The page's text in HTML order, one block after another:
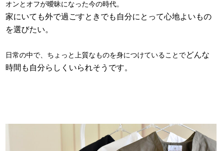
オンとオフが曖昧になった今の時代。
家にいても外で過ごすときでも自分にとって心地よいもの
を選びたい。
日常の中で、ちょっと上質なものを身につけていることでどんな
時間も自分らしくいられそうです。